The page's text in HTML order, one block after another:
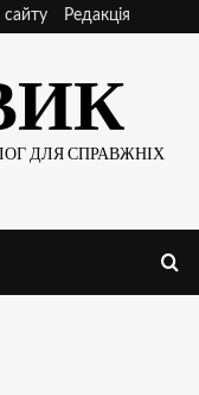
сайту Редакція
ДЛЯ СПРАВЖНІХ